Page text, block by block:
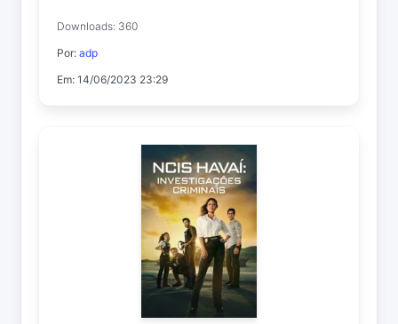
Downloads: 360
Por: adp
Em: 14/06/2023 23:29